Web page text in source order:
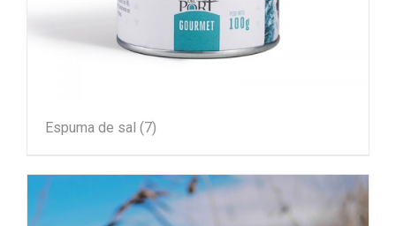
Espuma de sal (7)